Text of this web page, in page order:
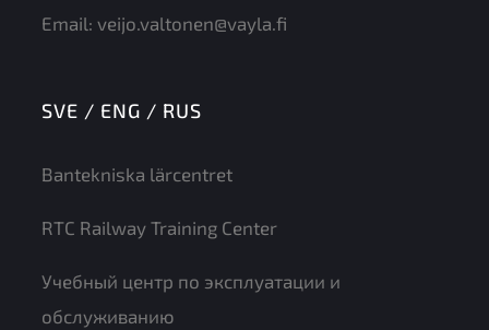
Email: veijo.valtonen@vayla.fi
SVE / ENG / RUS
Bantekniska lärcentret
RTC Railway Training Center
Учебный центр по эксплуатации и
обслуживанию